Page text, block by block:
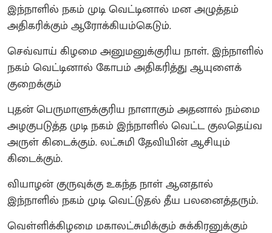
இந்நாளில் நகம் முடி வெட்டினால் மன அழுத்தம்
அதிகரிக்கும்‌ ஆரோக்கியம்கெடும்.
செவ்வாய் கிழமை அனுமனுக்குரிய நாள். இந்நாளில்
நகம் வெட்டினால் கோபம் அதிகரித்து ஆயுளைக்
குறைக்கும்
புதன் பெருமாளுக்குரிய நாளாகும்‌ அதனால் நம்மை
அழகுபடுத்த முடி நகம் இந்நாளில் வெட்ட குலதெய்வ
அருள் கிடைக்கும். லட்சுமி தேவியின் ஆசியும்
கிடைக்கும்.
வியாழன் குருவுக்கு உகந்த நாள் ஆனதால்
இந்நாளில் நகம் முடி வெட்டுதல் தீய பலனைத்தரும்.
வெள்ளிக்கிழமை மகாலட்சுமிக்கும் சுக்கிரனுக்கும்